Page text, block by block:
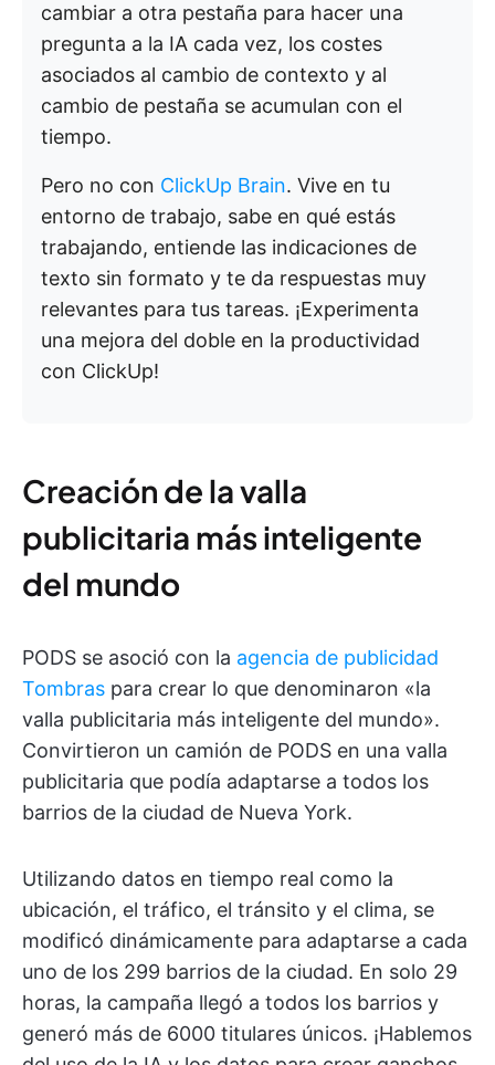
cambiar a otra pestaña para hacer una
pregunta a la IA cada vez, los costes
asociados al cambio de contexto y al
cambio de pestaña se acumulan con el
tiempo.
Pero no con ClickUp Brain. Vive en tu
entorno de trabajo, sabe en qué estás
trabajando, entiende las indicaciones de
texto sin formato y te da respuestas muy
relevantes para tus tareas. ¡Experimenta
una mejora del doble en la productividad
con ClickUp!
Creación de la valla
publicitaria más inteligente
del mundo
PODS se asoció con la agencia de publicidad
Tombras para crear lo que denominaron «la
valla publicitaria más inteligente del mundo».
Convirtieron un camión de PODS en una valla
publicitaria que podía adaptarse a todos los
barrios de la ciudad de Nueva York.
Utilizando datos en tiempo real como la
ubicación, el tráfico, el tránsito y el clima, se
modificó dinámicamente para adaptarse a cada
uno de los 299 barrios de la ciudad. En solo 29
horas, la campaña llegó a todos los barrios y
generó más de 6000 titulares únicos. ¡Hablemos